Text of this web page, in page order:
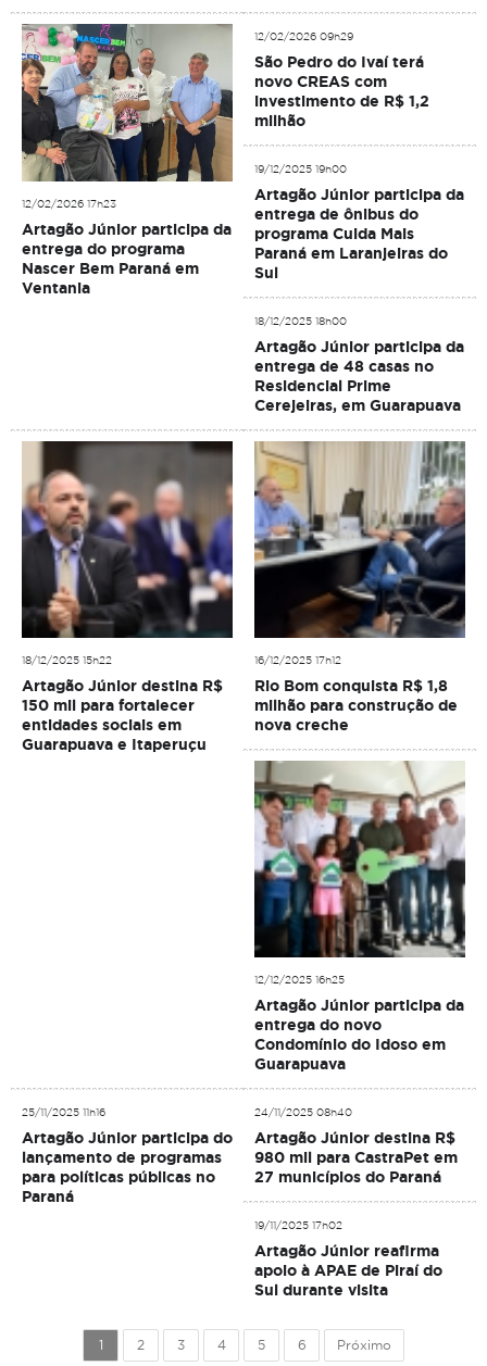
12/02/2026 17h23
Artagão Júnior participa da
entrega do programa
Nascer Bem Paraná em
Ventania
12/02/2026 09h29
São Pedro do Ivaí terá
novo CREAS com
investimento de R$ 1,2
milhão
19/12/2025 19h00
Artagão Júnior participa da
entrega de ônibus do
programa Cuida Mais
Paraná em Laranjeiras do
Sul
18/12/2025 18h00
Artagão Júnior participa da
entrega de 48 casas no
Residencial Prime
Cerejeiras, em Guarapuava
18/12/2025 15h22
Artagão Júnior destina R$
150 mil para fortalecer
entidades sociais em
Guarapuava e Itaperuçu
16/12/2025 17h12
Rio Bom conquista R$ 1,8
milhão para construção de
nova creche
12/12/2025 16h25
Artagão Júnior participa da
entrega do novo
Condomínio do Idoso em
Guarapuava
25/11/2025 11h16
Artagão Júnior participa do
lançamento de programas
para políticas públicas no
Paraná
24/11/2025 08h40
Artagão Júnior destina R$
980 mil para CastraPet em
27 municípios do Paraná
19/11/2025 17h02
Artagão Júnior reafirma
apoio à APAE de Piraí do
Sul durante visita
1 2 3 4 5 6 Próximo